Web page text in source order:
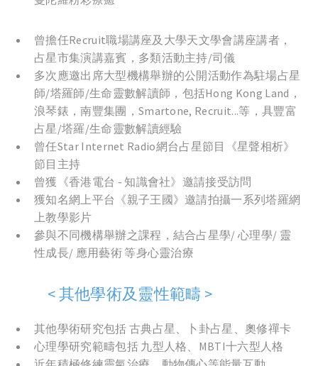
曾擔任Recruit職場講座及大學天文學會講座講者，
占星市集演講嘉賓，多類活動主持/司儀
多次應邀出席大型機構舉辦的公開活動作為駐場占星
師/塔羅師/生命靈數解讀師，包括Hong Kong Land，
浪琴錶，南豐集團，Smartone, Recruit...等，具豐富
占星 /塔羅/生命靈數解讀經驗
曾任Star Internet Radio網台占星節目《星聲相析》
節目主持
曾獲《香港電台 - 知識會社》邀請接受訪問
獲知名網上平台《親子王國》邀請拍攝一系列塔羅網
上教學影片
參與不同機構舉辦之課程，結合占星學/ 心理學/ 靈
性成長/ 應用藝術 等身心靈治療
< 其他學術及靈性範疇 >
其他學術研究包括 古典占星、卜卦占星、奧修禪卡
心理學研究範疇包括 九型人格、MBTI十六型人格